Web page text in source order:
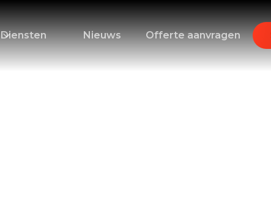
Diensten Nieuws Offerte aanvragen